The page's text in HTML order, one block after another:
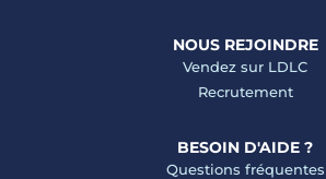
NOUS REJOINDRE
Vendez sur LDLC
Recrutement
BESOIN D'AIDE ?
Questions fréquentes